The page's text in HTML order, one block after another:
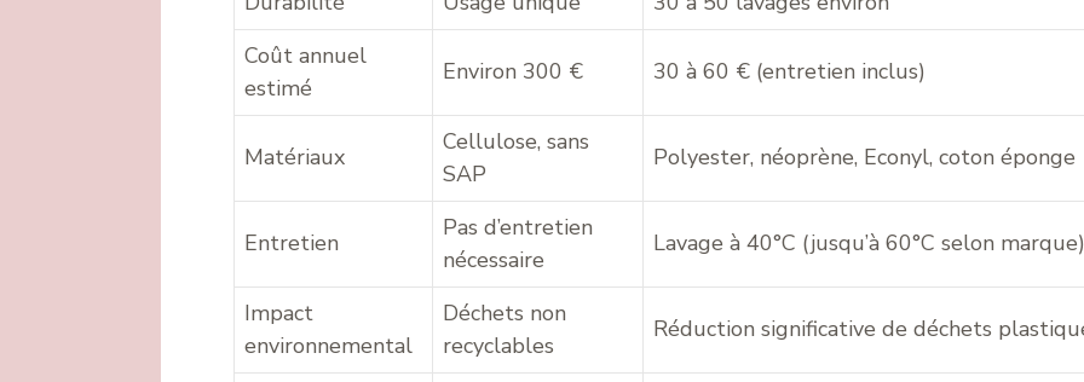
Coût annuel
estimé
Environ 300 € 30 à 60 € (entretien inclus)
Matériaux
Cellulose, sans
SAP
Polyester, néoprène, Econyl, coton éponge
Entretien
Pas d’entretien
nécessaire
Lavage à 40°C (jusqu’à 60°C selon marque)
Impact
environnemental
Déchets non
recyclables
Réduction significative de déchets